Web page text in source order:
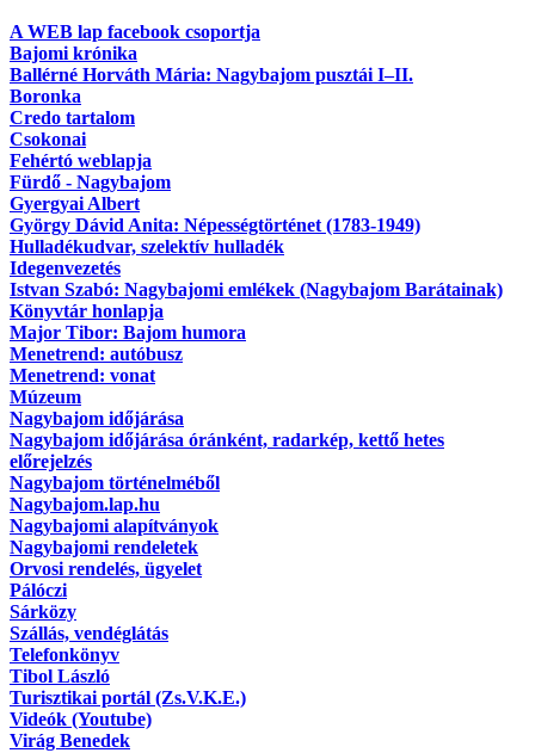
A WEB lap facebook csoportja
Bajomi krónika
Ballérné Horváth Mária: Nagybajom pusztái I–II.
Boronka
Credo tartalom
Csokonai
Fehértó weblapja
Fürdő - Nagybajom
Gyergyai Albert
György Dávid Anita: Népességtörténet (1783-1949)
Hulladékudvar, szelektív hulladék
Idegenvezetés
Istvan Szabó: Nagybajomi emlékek (Nagybajom Barátainak)
Könyvtár honlapja
Major Tibor: Bajom humora
Menetrend: autóbusz
Menetrend: vonat
Múzeum
Nagybajom időjárása
Nagybajom időjárása óránként, radarkép, kettő hetes
előrejelzés
Nagybajom történelméből
Nagybajom.lap.hu
Nagybajomi alapítványok
Nagybajomi rendeletek
Orvosi rendelés, ügyelet
Pálóczi
Sárközy
Szállás, vendéglátás
Telefonkönyv
Tibol László
Turisztikai portál (Zs.V.K.E.)
Videók (Youtube)
Virág Benedek